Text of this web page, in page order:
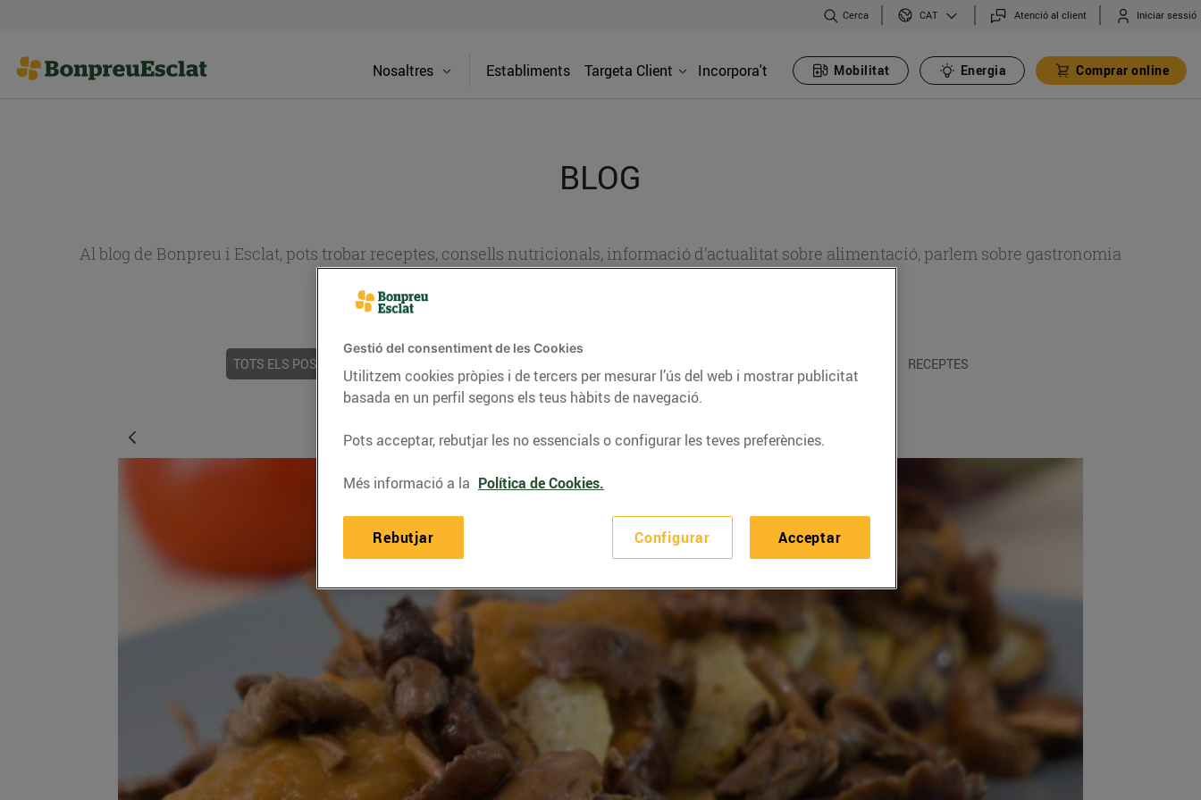
Cerca CAT Atenció al client Iniciar sessió
Nosaltres Establiments Targeta Client Incorpora't Mobilitat Energia Comprar online
BLOG
Al blog de Bonpreu i Esclat, pots trobar receptes, consells nutricionals, informació d’actualitat sobre alimentació, parlem sobre gastronomia
TOTS ELS POSTS RECEPTES
Gestió del consentiment de les Cookies
Utilitzem cookies pròpies i de tercers per mesurar l’ús del web i mostrar publicitat
basada en un perfil segons els teus hàbits de navegació.
Pots acceptar, rebutjar les no essencials o configurar les teves preferències.
Més informació a la Política de Cookies.
Configurar
Rebutjar Acceptar